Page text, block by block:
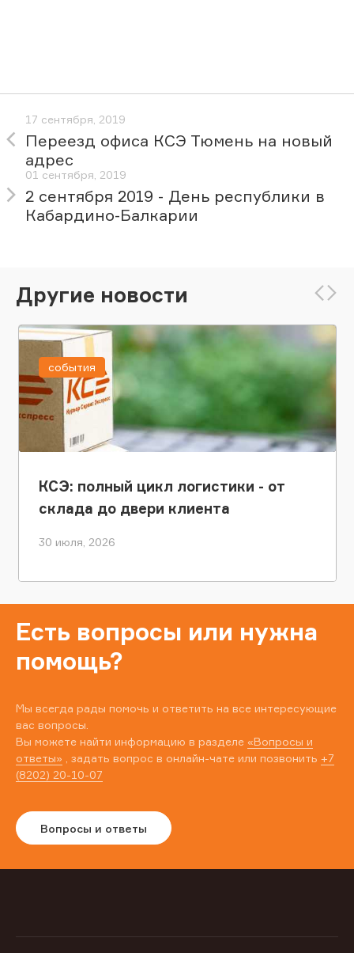
17 сентября, 2019
Переезд офиса КСЭ Тюмень на новый
адрес
01 сентября, 2019
2 сентября 2019 - День республики в
Кабардино-Балкарии
Другие новости
КСЭ: полный цикл логистики - от
склада до двери клиента
30 июля, 2026
события
Есть вопросы или нужна
помощь?
Мы всегда рады помочь и ответить на все интересующие
вас вопросы.
Вы можете найти информацию в разделе «Вопросы и
ответы» , задать вопрос в онлайн-чате или позвонить +7
(8202) 20-10-07
Вопросы и ответы